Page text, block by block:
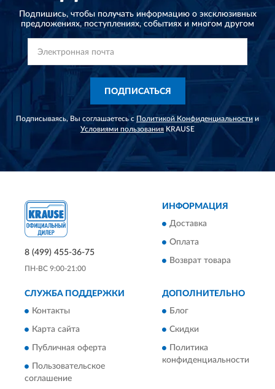
Подпишись, чтобы получать информацию о эксклюзивных
предложениях, поступлениях, событиях и многом другом
ПОДПИСАТЬСЯ
Подписываясь, Вы соглашаетесь с Политикой Конфиденциальности и
Условиями пользования KRAUSE
8 (499) 455-36-75
ПН-ВС 9:00-21:00
ИНФОРМАЦИЯ
Доставка
Оплата
Возврат товара
СЛУЖБА ПОДДЕРЖКИ
Контакты
Карта сайта
Публичная оферта
Пользовательское
соглашение
ДОПОЛНИТЕЛЬНО
Блог
Скидки
Политика
конфиденциальности